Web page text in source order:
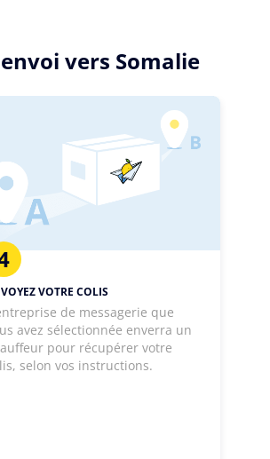
vers Somalie
VOTRE COLIS
de messagerie que
avez sélectionnée enverra un
pour récupérer votre
selon vos instructions.